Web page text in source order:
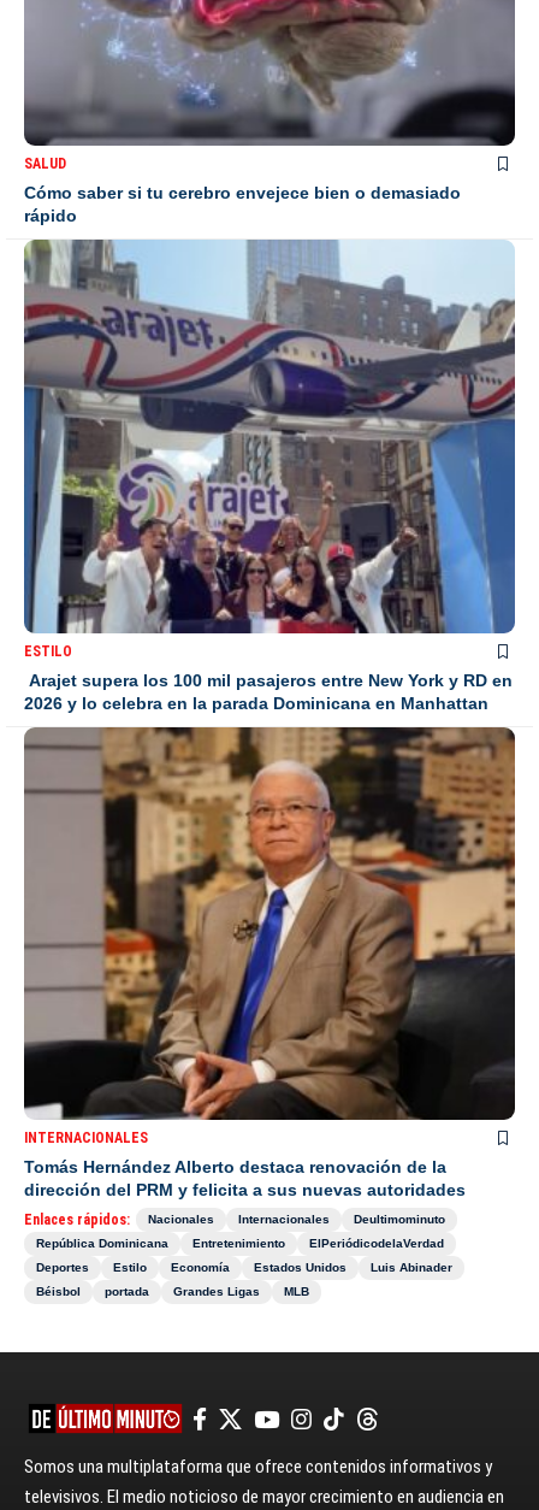
SALUD
Cómo saber si tu cerebro envejece bien o demasiado
rápido
ESTILO
Arajet supera los 100 mil pasajeros entre New York y RD en
2026 y lo celebra en la parada Dominicana en Manhattan
INTERNACIONALES
Tomás Hernández Alberto destaca renovación de la
dirección del PRM y felicita a sus nuevas autoridades
Enlaces rápidos: Nacionales Internacionales
Deultimominuto
República Dominicana
Entretenimiento
ElPeriódicodelaVerdad
Deportes
Estilo Economía Estados Unidos
Luis Abinader
Béisbol
portada Grandes Ligas MLB
Somos una multiplataforma que ofrece contenidos informativos y
televisivos. El medio noticioso de mayor crecimiento en audiencia en